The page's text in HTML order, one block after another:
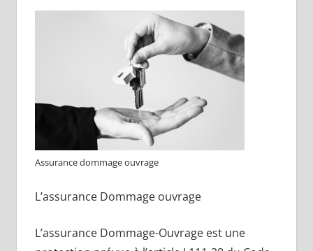
Assurance dommage ouvrage
L’assurance Dommage ouvrage
L’assurance Dommage-Ouvrage est une